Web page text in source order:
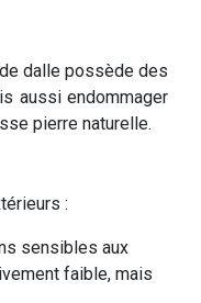
dalle possède des
aussi endommager
pierre naturelle.
:
sensibles aux
faible, mais